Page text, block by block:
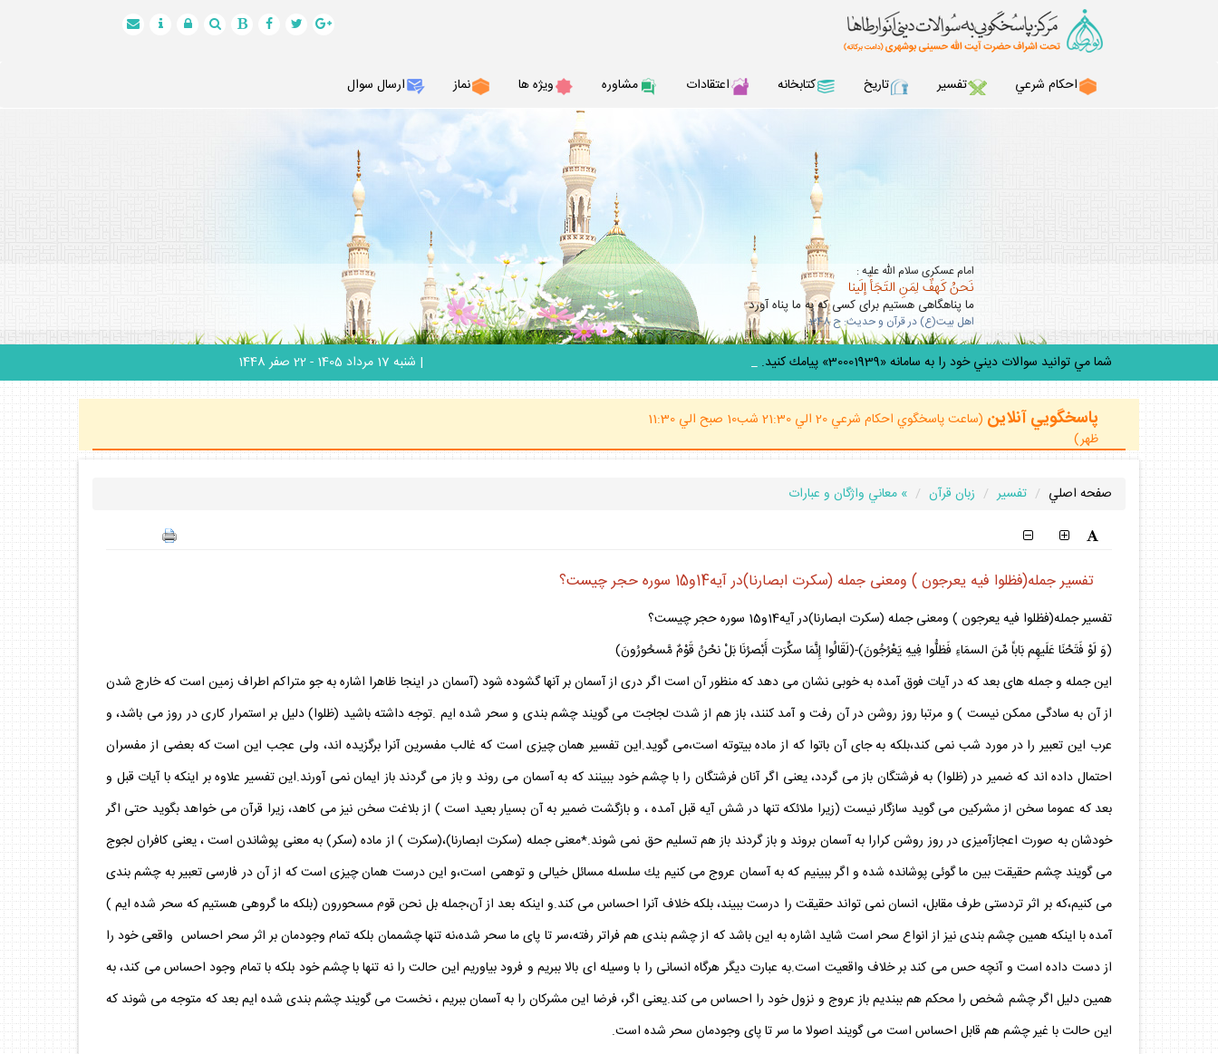
احكام شرعي تفسير تاريخ كتابخانه اعتقادات مشاوره ويژه ها نماز ارسال سوال
امام عسكرى سلام الله عليه :
نَحنُ كَهفٌ لِمَنِ التَجَأَ إلَينا
ما پناهگاهى هستيم براى كسى كه به ما پناه آورد
اهل بيت(ع) در قرآن و حديث: ح 348
شما مي توانيد سوالات ديني خود را به سامانه «30001939» پيامك كنيد. _
| شنبه 17 مرداد 1405 - 22 صفر 1448
پاسخگويي آنلاين
(ساعت پاسخگوي احكام شرعي 20 الي 21:30 شب10 صبح الي 11:30
ظهر)
صفحه اصلي تفسير زبان قرآن » معاني واژگان و عبارات
تفسير جمله(فظلوا فيه يعرجون ) ومعنى جمله (سكرت ابصارنا)در آيه14و15 سوره حجر چيست؟
تفسير جمله(فظلوا فيه يعرجون ) ومعنى جمله (سكرت ابصارنا)در آيه14و15 سوره حجر چيست؟
(وَ لَوْ فَتَحْنَا عَلَيهِم بَاباً مِّنَ السمَاءِ فَظلُّوا فِيهِ يَعْرُجُونَ)-(لَقَالُوا إِنَّمَا سكِّرَت أَبْصرُنَا بَلْ نحْنُ قَوْمٌ مَّسحُورُونَ)
اين جمله و جمله هاى بعد كه در آيات فوق آمده به خوبى نشان مى دهد كه منظور آن است اگر درى از آسمان بر آنها گشوده شود (آسمان در اينجا ظاهرا اشاره به جو متراكم اطراف زمين است كه خارج شدن
از آن به سادگى ممكن نيست ) و مرتبا روز روشن در آن رفت و آمد كنند، باز هم از شدت لجاجت مى گويند چشم بندى و سحر شده ايم .توجه داشته باشيد (ظلوا) دليل بر استمرار كارى در روز مى باشد، و
عرب اين تعبير را در مورد شب نمى كند،بلكه به جاى آن باتوا كه از ماده بيتوته است،مى گويد.اين تفسير همان چيزى است كه غالب مفسرين آنرا برگزيده اند، ولى عجب اين است كه بعضى از مفسران
احتمال داده اند كه ضمير در (ظلوا) به فرشتگان باز مى گردد، يعنى اگر آنان فرشتگان را با چشم خود ببينند كه به آسمان مى روند و باز مى گردند باز ايمان نمى آورند.اين تفسير علاوه بر اينكه با آيات قبل و
بعد كه عموما سخن از مشركين مى گويد سازگار نيست (زيرا ملائكه تنها در شش آيه قبل آمده ، و بازگشت ضمير به آن بسيار بعيد است ) از بلاغت سخن نيز مى كاهد، زيرا قرآن مى خواهد بگويد حتى اگر
خودشان به صورت اعجازآميزى در روز روشن كرارا به آسمان بروند و باز گردند باز هم تسليم حق نمى شوند.*معنى جمله (سكرت ابصارنا)،(سكرت ) از ماده (سكر) به معنى پوشاندن است ، يعنى كافران لجوج
مى گويند چشم حقيقت بين ما گوئى پوشانده شده و اگر ببينيم كه به آسمان عروج مى كنيم يك سلسله مسائل خيالى و توهمى است،و اين درست همان چيزى است كه از آن در فارسى تعبير به چشم بندى
مى كنيم،كه بر اثر تردستى طرف مقابل، انسان نمى تواند حقيقت را درست ببيند، بلكه خلاف آنرا احساس مى كند.و اينكه بعد از آن،جمله بل نحن قوم مسحورون (بلكه ما گروهى هستيم كه سحر شده ايم )
آمده با اينكه همين چشم بندى نيز از انواع سحر است شايد اشاره به اين باشد كه از چشم بندى هم فراتر رفته،سر تا پاى ما سحر شده،نه تنها چشممان بلكه تمام وجودمان بر اثر سحر احساس ‍ واقعى خود را
از دست داده است و آنچه حس مى كند بر خلاف واقعيت است.به عبارت ديگر هرگاه انسانى را با وسيله اى بالا ببريم و فرود بياوريم اين حالت را نه تنها با چشم خود بلكه با تمام وجود احساس مى كند، به
همين دليل اگر چشم شخص را محكم هم ببنديم باز عروج و نزول خود را احساس مى كند.يعنى اگر، فرضا اين مشركان را به آسمان ببريم ، نخست مى گويند چشم بندى شده ايم بعد كه متوجه مى شوند كه
اين حالت با غير چشم هم قابل احساس است مى گويند اصولا ما سر تا پاى وجودمان سحر شده است.